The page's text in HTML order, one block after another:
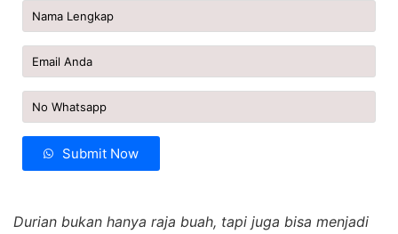
Submit Now
Durian bukan hanya raja buah, tapi juga bisa menjadi